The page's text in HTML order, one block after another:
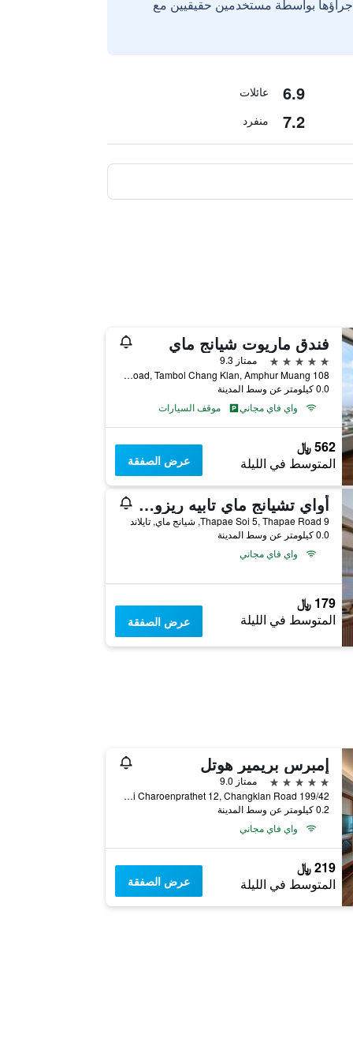
بواسطة مستخدمين حقيقيين مع
6.9 عائلات
7.2 منفرد
فندق ماريوت شيانج ماي
5 نجوم
ممتاز 9.3
108 Chang Klan Road, Tambol Chang Klan, Amphur Muang, شيانج ماي, تايلاند
0.0 كيلومتر عن وسط المدينة
واي فاي مجاني
موقف السيارات
562 ﷼
المتوسط في الليلة عرض الصفقة
أواي تشيانج ماي تابيه ريزورت - إيه فيجان ريتريت
9 Thapae Soi 5, Thapae Road, شيانج ماي, تايلاند
0.0 كيلومتر عن وسط المدينة
واي فاي مجاني
179 ﷼
المتوسط في الليلة عرض الصفقة
إمبرس بريمير هوتل
5 نجوم
ممتاز 9.0
199/42 Soi Charoenprathet 12, Changklan Road, شيانج ماي, تايلاند
0.2 كيلومتر عن وسط المدينة
واي فاي مجاني
219 ﷼
المتوسط في الليلة عرض الصفقة